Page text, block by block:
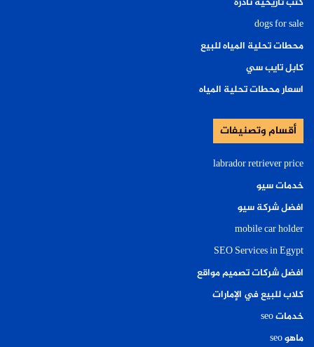
dogs for sale
محطات تحلية المياه للبيع
كابل تايب سي
اسعار محطات تحلية المياه
أقسام وتصنيفات
labrador retriever price
خدمات سيو
افضل شركة سيو
mobile car holder
SEO Services in Egypt
افضل شركات تصميم مواقع
كلاب للبيع في الإمارات
خدمات seo
ماهو seo